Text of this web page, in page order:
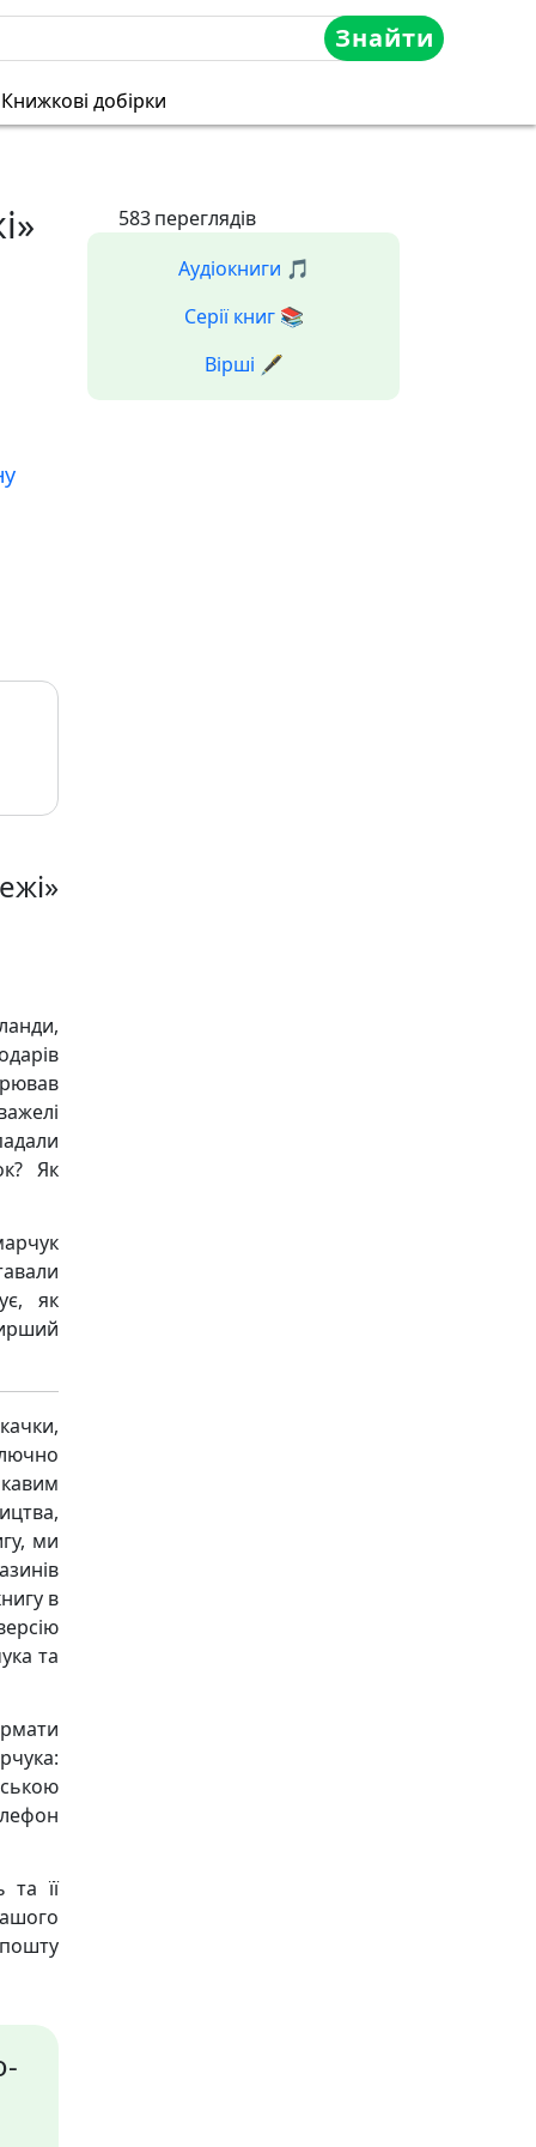
Знайти
Книжкові добірки
Як
як
ми
в
та
та її
583переглядів
Аудіокниги 🎵
Серії книг 📚
Вірші 🖋️